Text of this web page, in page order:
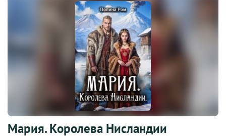
Мария. Королева Нисландии